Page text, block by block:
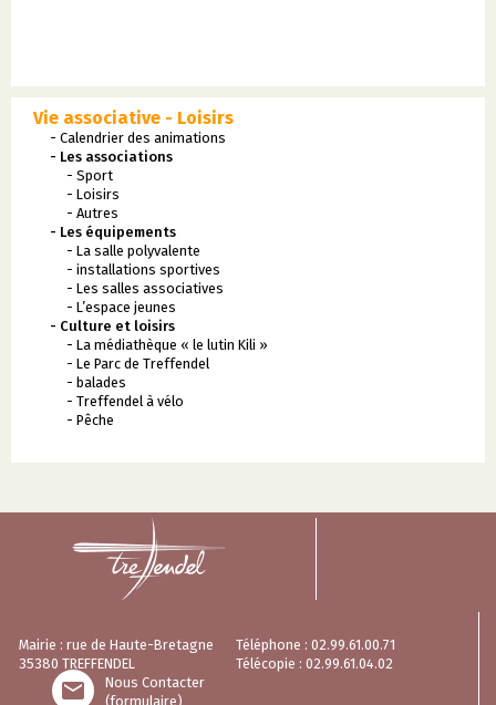
Vie associative - Loisirs
- Calendrier des animations
- Les associations
- Sport
- Loisirs
- Autres
- Les équipements
- La salle polyvalente
- installations sportives
- Les salles associatives
- L’espace jeunes
- Culture et loisirs
- La médiathèque « le lutin Kili »
- Le Parc de Treffendel
- balades
- Treffendel à vélo
- Pêche
Mairie : rue de Haute-Bretagne
35380 TREFFENDEL
Téléphone : 02.99.61.00.71
Télécopie : 02.99.61.04.02

Nous Contacter
(formulaire)